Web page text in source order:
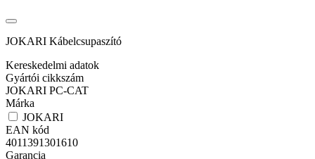
JOKARI Kábelcsupaszító
Kereskedelmi adatok
Gyártói cikkszám
JOKARI PC-CAT
Márka
JOKARI
EAN kód
4011391301610
Garancia